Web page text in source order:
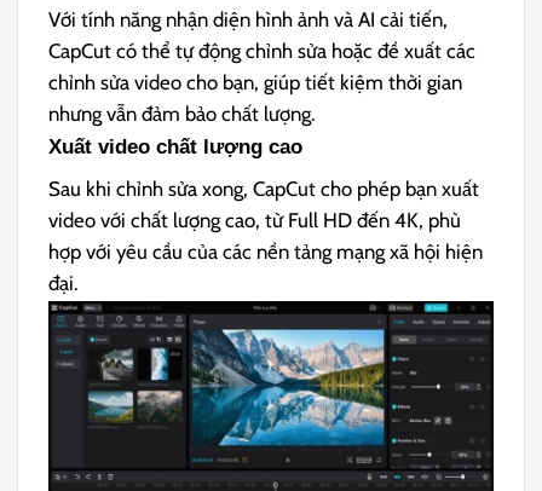
Với tính năng nhận diện hình ảnh và AI cải tiến,
CapCut có thể tự động chỉnh sửa hoặc đề xuất các
chỉnh sửa video cho bạn, giúp tiết kiệm thời gian
nhưng vẫn đảm bảo chất lượng.
Xuất video chất lượng cao
Sau khi chỉnh sửa xong, CapCut cho phép bạn xuất
video với chất lượng cao, từ Full HD đến 4K, phù
hợp với yêu cầu của các nền tảng mạng xã hội hiện
đại.